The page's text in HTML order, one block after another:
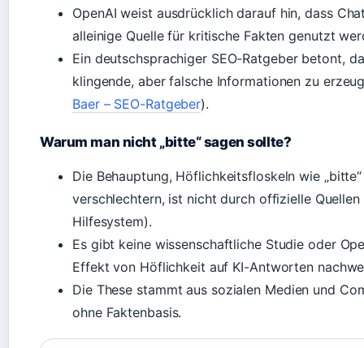
OpenAI weist ausdrücklich darauf hin, dass
alleinige Quelle für kritische Fakten genutzt
Ein deutschsprachiger SEO-Ratgeber betont,
klingende, aber falsche Informationen zu
Baer – SEO-Ratgeber).
Warum man nicht „bitte“ sagen sollte?
Die Behauptung, Höflichkeitsfloskeln wie
verschlechtern, ist nicht durch offizielle
Hilfesystem).
Es gibt keine wissenschaftliche Studie oder
Effekt von Höflichkeit auf KI-Antworten
Die These stammt aus sozialen Medien und
ohne Faktenbasis.